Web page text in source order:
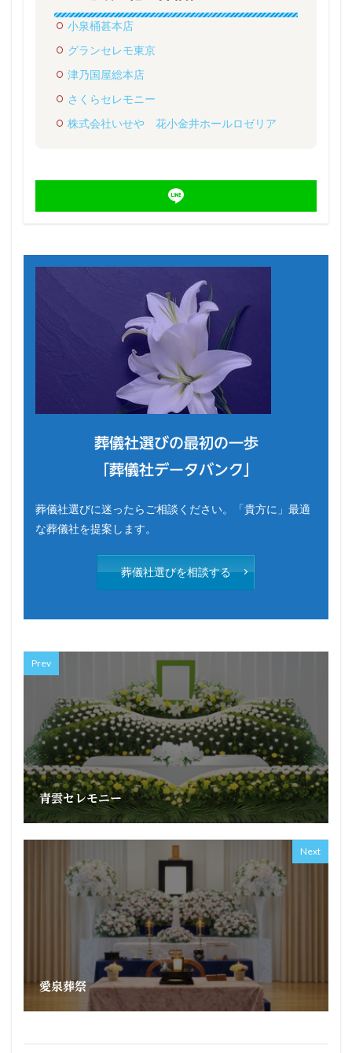
小泉桶甚本店
グランセレモ東京
津乃国屋総本店
さくらセレモニー
株式会社いせや 花小金井ホールロゼリア
葬儀社選びの最初の一歩
「葬儀社データバンク」
葬儀社選びに迷ったらご相談ください。「貴方に」最適
な葬儀社を提案します。
葬儀社選びを相談する
Prev
青雲セレモニー
Next
愛泉葬祭